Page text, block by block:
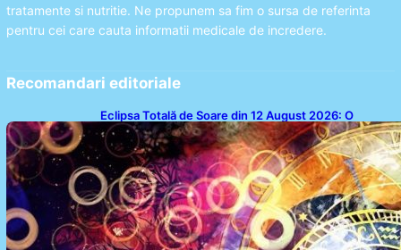
tratamente si nutritie. Ne propunem sa fim o sursa de referinta
pentru cei care cauta informatii medicale de incredere.
Recomandari editoriale
Eclipsa Totală de Soare din 12 August 2026: O
Analiză a Impactului asupra Trei Zodii și a Ciclului de
18 Ani